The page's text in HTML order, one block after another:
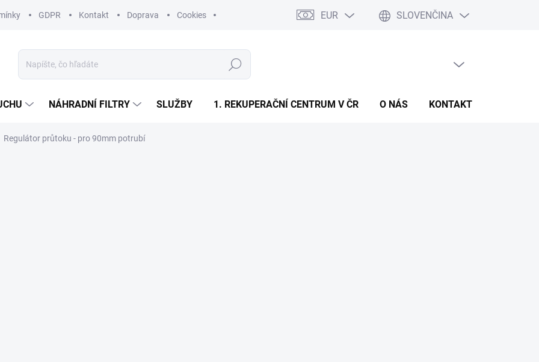
GDPR Kontakt Doprava Cookies EUR SLOVENČINA
Hľadať
NÁHRADNÍ FILTRY SLUŽBY 1. REKUPERAČNÍ CENTRUM V ČR O NÁS KONTAKT
Regulátor průtoku - pro 90mm potrubí